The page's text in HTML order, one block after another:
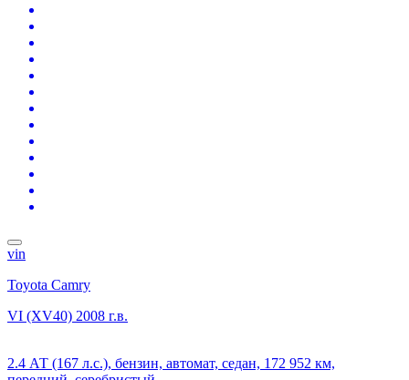
vin
Toyota Camry
VI (XV40) 2008 г.в.
2.4 АТ (167 л.с.), бензин, автомат, седан, 172 952 км,